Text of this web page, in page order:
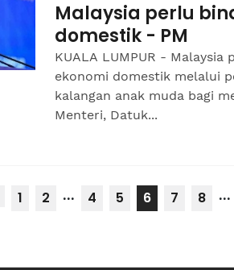
Malaysia perlu
domestik - PM
KUALA LUMPUR -
ekonomi domestik melalui
kalangan anak muda bagi
Menteri, Datuk...
1 2 ... 4 5 6 7 8 ...